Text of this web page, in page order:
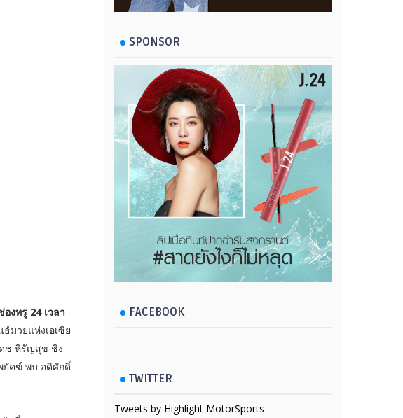
งทรู 24 เวลา
มวยแห่งเอเซีย
ดช หิรัญสุข ชิง
ยัคฆ์ พบ อดิศักดิ์
SPONSOR
FACEBOOK
TWITTER
Tweets by Highlight MotorSports